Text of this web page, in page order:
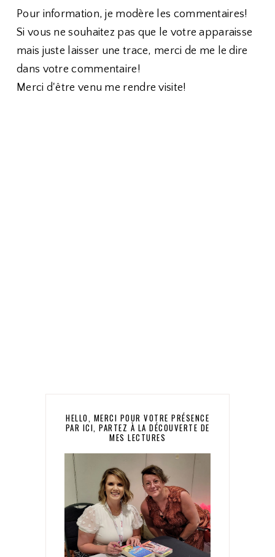
Pour information, je modère les commentaires!
Si vous ne souhaitez pas que le votre apparaisse
mais juste laisser une trace, merci de me le dire
dans votre commentaire!
Merci d'être venu me rendre visite!
HELLO, MERCI POUR VOTRE PRÉSENCE
PAR ICI, PARTEZ À LA DÉCOUVERTE DE
MES LECTURES